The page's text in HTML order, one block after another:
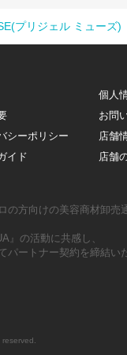
プリジェル ミューズ)
個人
お問
シーポリシー
店舗
イド
店舗
の方向けの美容商材卸売
』の活動に共感し、
ートナー契約を締結い